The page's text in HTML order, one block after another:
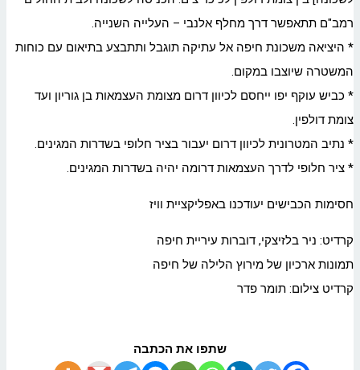
רמב"ם תתאפשר דרך מחלף אלנבי – העלייה השנייה.
* היציאה משכונת חיפה אל עתיקה תוגבל ותתבצע בתיאום עם כוחות
המשטרה שיוצבו במקום.
* כביש עוקף יפו ייחסם לכיוון דרום מצומת העצמאות בן גוריון ועד
צומת דולפין.
* נתיב המטרונית לכיוון דרום יעבור בציר חלופי בשדרות המגינים.
* ציר חלופי לדרך העצמאות דרומה יהיה בשדרות המגינים.
חסימות הכבישים יעודכנו באפליקציית וויז
קרדיט: ניר בלזיצקי, דוברות עיריית חיפה
תמונות ארכיון של מירוץ הלילה של חיפה
קרדיט צילום: תומר פדר
שתפו את הכתבה